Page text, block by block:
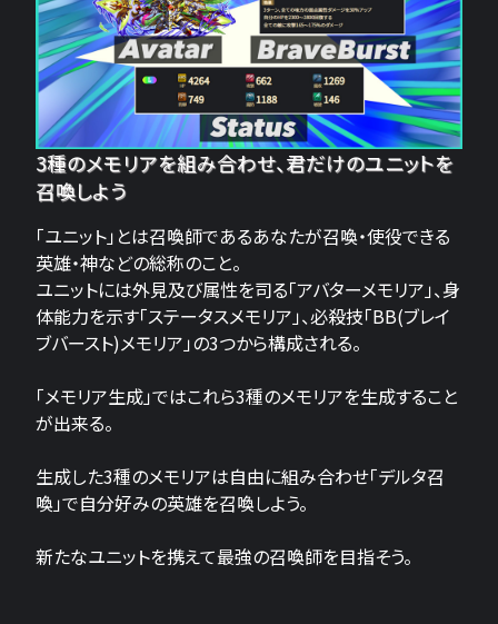
3種のメモリアを組み合わせ、君だけのユニットを
召喚しよう
「ユニット」とは召喚師であるあなたが召喚・使役できる
英雄・神などの総称のこと。
ユニットには外見及び属性を司る「アバターメモリア」、身
体能力を示す「ステータスメモリア」、必殺技「BB(ブレイ
ブバースト)メモリア」の3つから構成される。
「メモリア生成」ではこれら3種のメモリアを生成すること
が出来る。
生成した3種のメモリアは自由に組み合わせ「デルタ召
喚」で自分好みの英雄を召喚しよう。
新たなユニットを携えて最強の召喚師を目指そう。